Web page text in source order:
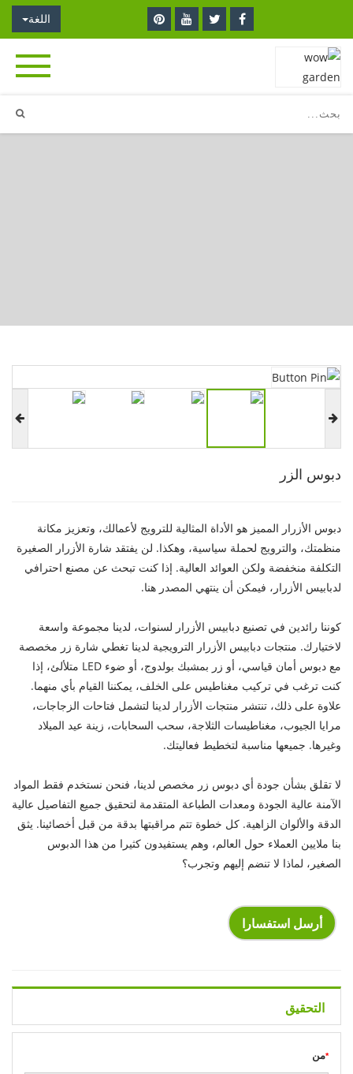
اللغة
دبوس الزر
دبوس الأزرار المميز هو الأداة المثالية للترويج لأعمالك، وتعزيز مكانة
منظمتك، والترويج لحملة سياسية، وهكذا. لن يفتقد شارة الأزرار الصغيرة
التكلفة منخفضة ولكن العوائد العالية. إذا كنت تبحث عن مصنع احترافي
لدبابيس الأزرار، فيمكن أن ينتهي المصدر هنا.
كوننا رائدين في تصنيع دبابيس الأزرار لسنوات، لدينا مجموعة واسعة
لاختيارك. منتجات دبابيس الأزرار الترويجية لدينا تغطي شارة زر مخصصة
مع دبوس أمان قياسي، أو زر بمشبك بولدوج، أو ضوء LED متلألئ، إذا
كنت ترغب في تركيب مغناطيس على الخلف، يمكننا القيام بأي منهما.
علاوة على ذلك، تنتشر منتجات الأزرار لدينا لتشمل فتاحات الزجاجات،
مرايا الجيوب، مغناطيسات الثلاجة، سحب السحابات، زينة عيد الميلاد
وغيرها. جميعها مناسبة لتخطيط فعاليتك.
لا تقلق بشأن جودة أي دبوس زر مخصص لدينا، فنحن نستخدم فقط المواد
الآمنة عالية الجودة ومعدات الطباعة المتقدمة لتحقيق جميع التفاصيل عالية
الدقة والألوان الزاهية. كل خطوة تتم مراقبتها بدقة من قبل أخصائينا. يثق
بنا ملايين العملاء حول العالم، وهم يستفيدون كثيرا من هذا الدبوس
الصغير، لماذا لا تنضم إليهم وتجرب؟
أرسل استفسارا
التحقيق
*من